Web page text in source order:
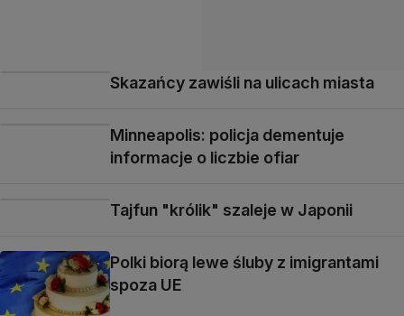
Skazańcy zawiśli na ulicach miasta
Minneapolis: policja dementuje
informacje o liczbie ofiar
Tajfun "królik" szaleje w Japonii
Polki biorą lewe śluby z imigrantami
spoza UE